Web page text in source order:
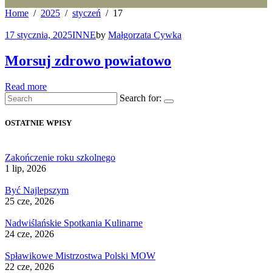
Home 2025 styczeń 17
17 stycznia, 2025INNEby Małgorzata Cywka
Morsuj zdrowo powiatowo
Read more
Search for:
OSTATNIE WPISY
Zakończenie roku szkolnego
1 lip, 2026
Być Najlepszym
25 cze, 2026
Nadwiślańskie Spotkania Kulinarne
24 cze, 2026
Spławikowe Mistrzostwa Polski MOW
22 cze, 2026